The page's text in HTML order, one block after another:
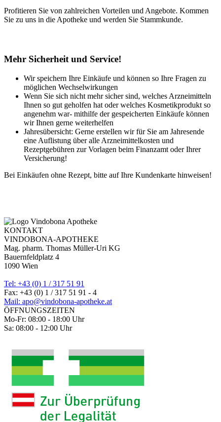
Profitieren Sie von zahlreichen Vorteilen und Angebote. Kommen
Sie zu uns in die Apotheke und werden Sie Stammkunde.
Mehr Sicherheit und Service!
Wir speichern Ihre Einkäufe und können so Ihre Fragen zu
möglichen Wechselwirkungen
Wenn Sie sich nicht mehr sicher sind, welches Arzneimitteln
Ihnen so gut geholfen hat oder welches Kosmetikprodukt so
angenehm war- mithilfe der gespeicherten Einkäufe können
wir Ihnen gerne weiterhelfen
Jahresübersicht: Gerne erstellen wir für Sie am Jahresende
eine Auflistung über alle Arzneimittelkosten und
Rezeptgebühren zur Vorlagen beim Finanzamt oder Ihrer
Versicherung!
Bei Einkäufen ohne Rezept, bitte auf Ihre Kundenkarte hinweisen!
KONTAKT
VINDOBONA-APOTHEKE
Mag. pharm. Thomas Müller-Uri KG
Bauernfeldplatz 4
1090 Wien
Tel: +43 (0) 1 / 317 51 91
Fax: +43 (0) 1 / 317 51 91 - 4
Mail: apo@vindobona-apotheke.at
ÖFFNUNGSZEITEN
Mo-Fr: 08:00 - 18:00 Uhr
Sa: 08:00 - 12:00 Uhr